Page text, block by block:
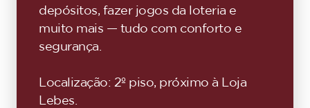
depósitos, fazer jogos da loteria e
muito mais — tudo com conforto e
segurança.
Localização: 2º piso, próximo à Loja
Lebes.